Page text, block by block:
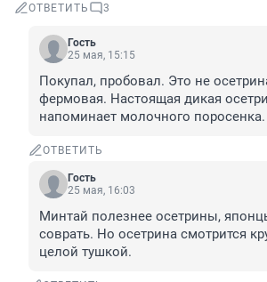
ОТВЕТИТЬ 3
Гость
25 мая, 15:15
Покупал, пробовал. Это не
фермовая. Настоящая дикая
напоминает молочного поросенка.
ОТВЕТИТЬ
Гость
25 мая, 16:03
Минтай полезнее осетрины,
соврать. Но осетрина смотрится
целой тушкой.